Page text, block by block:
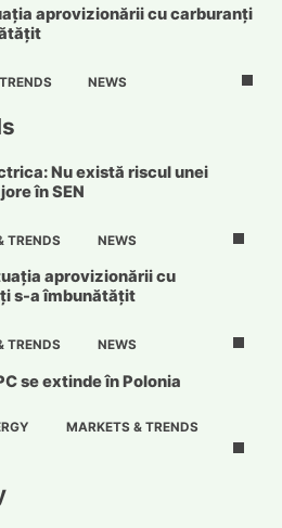
aprovizionării cu carburanți
NEWS
Nu există riscul unei
în SEN
TRENDS NEWS
aprovizionării cu
s-a îmbunătățit
TRENDS NEWS
se extinde în Polonia
MARKETS & TRENDS